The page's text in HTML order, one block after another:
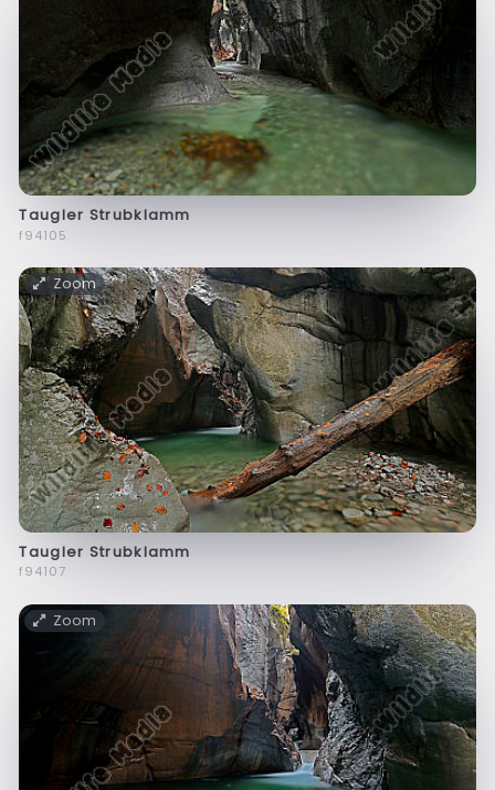
Taugler Strubklamm
f94105
Zoom
Taugler Strubklamm
f94107
Zoom